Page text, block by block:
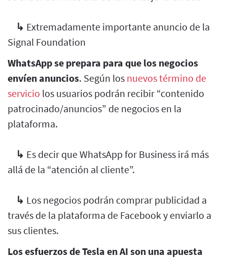
↳ Extremadamente importante anuncio de la
Signal Foundation
WhatsApp se prepara para que los negocios
envíen anuncios. Según los nuevos término de
servicio los usuarios podrán recibir “contenido
patrocinado/anuncios” de negocios en la
plataforma.
↳ Es decir que WhatsApp for Business irá más
allá de la “atención al cliente”.
↳ Los negocios podrán comprar publicidad a
través de la plataforma de Facebook y enviarlo a
sus clientes.
Los esfuerzos de Tesla en AI son una apuesta